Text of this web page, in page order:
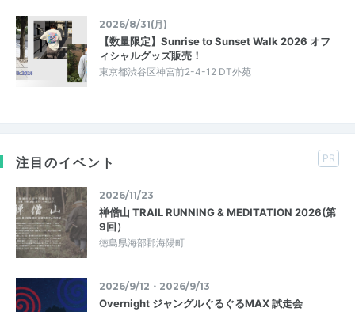
2026/8/31(月)
【数量限定】Sunrise to Sunset Walk 2026 オフ
ィシャルグッズ販売！
東京都渋谷区神宮前2-4-12 DT外苑
注目のイベント PR
2026/11/23
禅僧山 TRAIL RUNNING & MEDITATION 2026(第
9回）
徳島県海部郡海陽町
2026/9/12・2026/9/13
Overnight ジャングルぐるぐるMAX 試走会